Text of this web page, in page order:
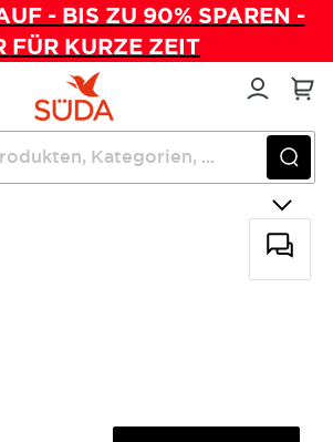
- BIS ZU 90% SPAREN -
FÜR KURZE ZEIT
Direkt
zum
Inhalt
SÜDA Air